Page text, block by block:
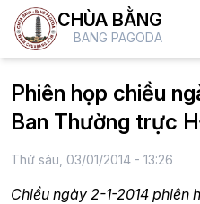
CHÙA BẰNG
BANG PAGODA
Phiên họp chiều
Ban Thường trực
Thứ sáu, 03/01/2014 - 13:26
Chiều ngày 2-1-2014 phiên